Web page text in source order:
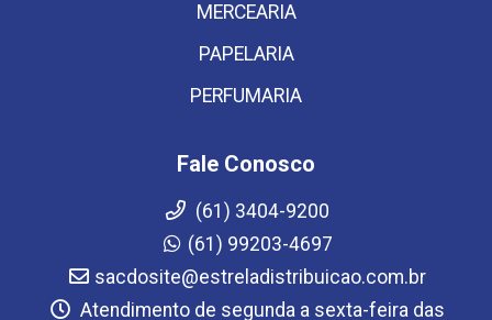
MERCEARIA
PAPELARIA
PERFUMARIA
Fale Conosco
(61) 3404-9200
(61) 99203-4697
sacdosite@estreladistribuicao.com.br
Atendimento de segunda a sexta-feira das